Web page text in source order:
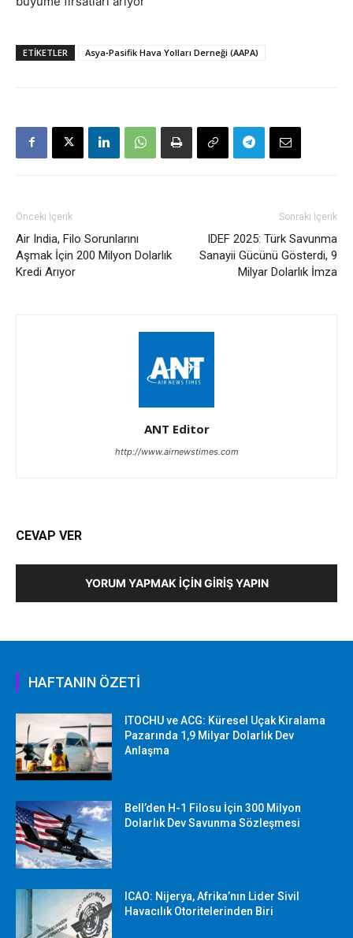
ETIKETLER Asya‑Pasifik Hava Yolları Derneği (AAPA)
Önceki İçerik
Air India, Filo Sorunlarını
Aşmak İçin 200 Milyon Dolarlık
Kredi Arıyor
Sonraki İçerik
IDEF 2025: Türk Savunma
Sanayii Gücünü Gösterdi, 9
Milyar Dolarlık İmza
ANT Editor
http://www.airnewstimes.com
CEVAP VER
YORUM YAPMAK İÇIN GIRIŞ YAPIN
HAFTANIN ÖZETİ
ITOCHU ve ACG: Küresel Uçak Kiralama
Pazarında 1,9 Milyar Dolarlık Dev
Anlaşma
Bell’den H-1 Filosu İçin 300 Milyon
Dolarlık Dev Savunma Sözleşmesi
ICAO: Nijerya, Afrika’nın Lider Sivil
Havacılık Otoritelerinden Biri